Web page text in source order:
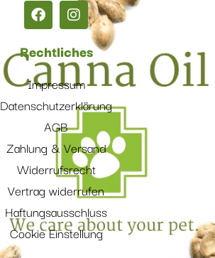
Rechtliches
Impressum
Datenschutzerklärung
AGB
Zahlung & Versand
Widerrufsrecht
Vertrag widerrufen
Haftungsausschluss
Cookie Einstellung